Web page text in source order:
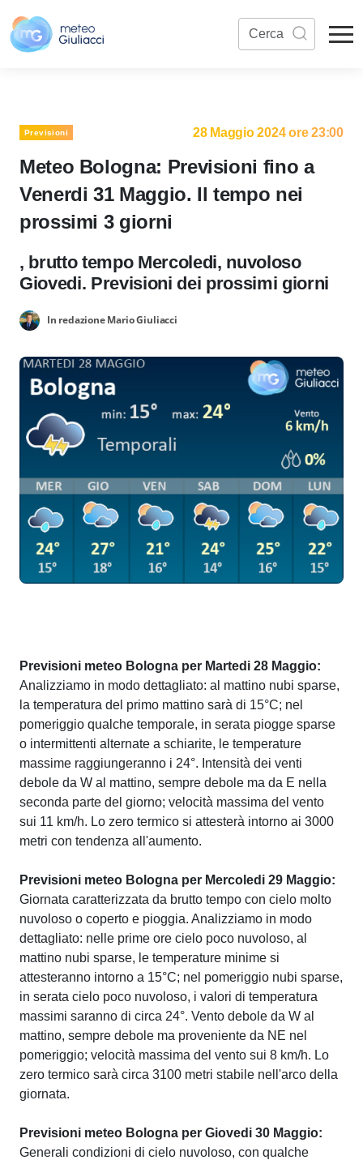
Previsioni 28 Maggio 2024 ore 23:00
Meteo Bologna: Previsioni fino a
Venerdi 31 Maggio. Il tempo nei
prossimi 3 giorni
, brutto tempo Mercoledi, nuvoloso
Giovedi. Previsioni dei prossimi giorni
In redazione Mario Giuliacci
Previsioni meteo Bologna per Martedi 28 Maggio:
Analizziamo in modo dettagliato: al mattino nubi sparse,
la temperatura del primo mattino sarà di 15°C; nel
pomeriggio qualche temporale, in serata piogge sparse
o intermittenti alternate a schiarite, le temperature
massime raggiungeranno i 24°. Intensità dei venti
debole da W al mattino, sempre debole ma da E nella
seconda parte del giorno; velocità massima del vento
sui 11 km/h. Lo zero termico si attesterà intorno ai 3000
metri con tendenza all'aumento.
Previsioni meteo Bologna per Mercoledi 29 Maggio:
Giornata caratterizzata da brutto tempo con cielo molto
nuvoloso o coperto e pioggia. Analizziamo in modo
dettagliato: nelle prime ore cielo poco nuvoloso, al
mattino nubi sparse, le temperature minime si
attesteranno intorno a 15°C; nel pomeriggio nubi sparse,
in serata cielo poco nuvoloso, i valori di temperatura
massimi saranno di circa 24°. Vento debole da W al
mattino, sempre debole ma proveniente da NE nel
pomeriggio; velocità massima del vento sui 8 km/h. Lo
zero termico sarà circa 3100 metri stabile nell'arco della
giornata.
Previsioni meteo Bologna per Giovedi 30 Maggio:
Generali condizioni di cielo nuvoloso, con qualche